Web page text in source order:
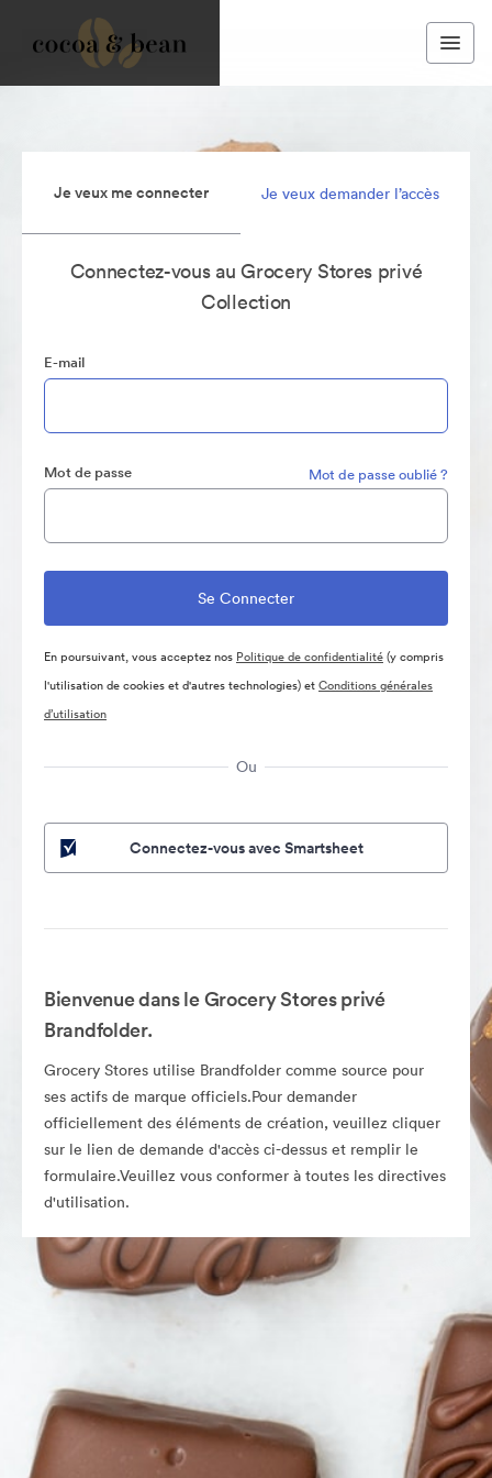
Je veux me connecter Je veux demander l’accès
Connectez-vous au Grocery Stores privé
Collection
E-mail
Mot de passe Mot de passe oublié ?
En poursuivant, vous acceptez nos Politique de confidentialité(y compris
l'utilisation de cookies et d'autres technologies) etConditions générales
d’utilisation
Ou
Connectez-vous avec Smartsheet
Bienvenue dans le Grocery Stores privé
Brandfolder.
Grocery Stores utilise Brandfolder comme source pour
ses actifs de marque officiels.Pour demander
officiellement des éléments de création, veuillez cliquer
sur le lien de demande d'accès ci-dessus et remplir le
formulaire.Veuillez vous conformer à toutes les directives
d'utilisation.